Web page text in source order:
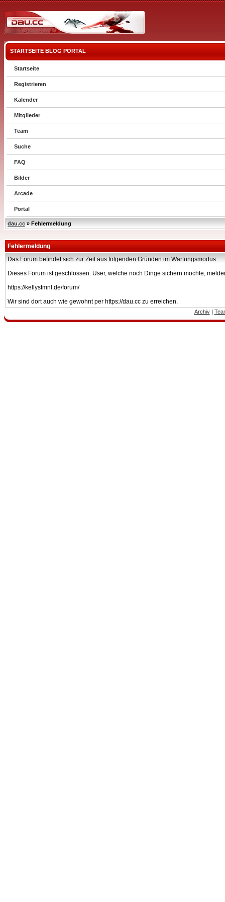
STARTSEITE BLOG PORTAL
Startseite
Registrieren
Kalender
Mitglieder
Team
Suche
FAQ
Bilder
Arcade
Portal
dau.cc » Fehlermeldung
Fehlermeldung
Das Forum befindet sich zur Zeit aus folgenden Gründen im Wartungsmodus:
Dieses Forum ist geschlossen. User, welche noch Dinge sichern möchte,
https://kellystmnl.de/forum/
Wir sind dort auch wie gewohnt per https://dau.cc zu erreichen.
Archiv|